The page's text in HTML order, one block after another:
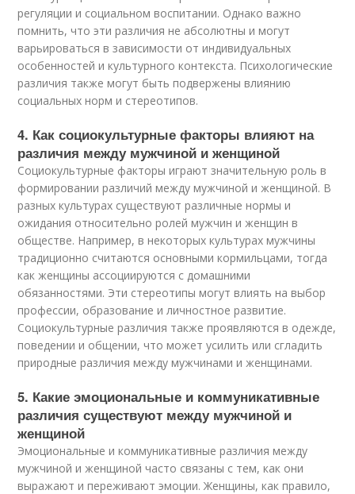
регуляции и социальном воспитании. Однако важно
помнить, что эти различия не абсолютны и могут
варьироваться в зависимости от индивидуальных
особенностей и культурного контекста. Психологические
различия также могут быть подвержены влиянию
социальных норм и стереотипов.
4. Как социокультурные факторы влияют на
различия между мужчиной и женщиной
Социокультурные факторы играют значительную роль в
формировании различий между мужчиной и женщиной. В
разных культурах существуют различные нормы и
ожидания относительно ролей мужчин и женщин в
обществе. Например, в некоторых культурах мужчины
традиционно считаются основными кормильцами, тогда
как женщины ассоциируются с домашними
обязанностями. Эти стереотипы могут влиять на выбор
профессии, образование и личностное развитие.
Социокультурные различия также проявляются в одежде,
поведении и общении, что может усилить или сгладить
природные различия между мужчинами и женщинами.
5. Какие эмоциональные и коммуникативные
различия существуют между мужчиной и
женщиной
Эмоциональные и коммуникативные различия между
мужчиной и женщиной часто связаны с тем, как они
выражают и переживают эмоции. Женщины, как правило,